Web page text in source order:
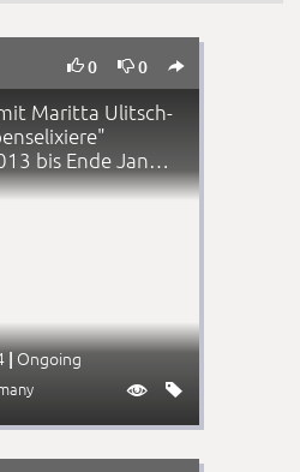
0 0 
Maritta Ulitsch-
bis Ende Januar
| Ongoing
 